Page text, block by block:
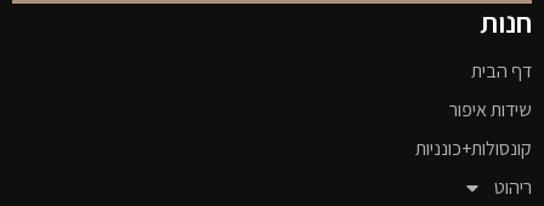
חנות
דף הבית
שידות איפור
קונסולות+כונניות
ריהוט